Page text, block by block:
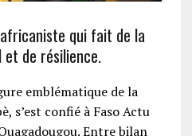
qui fait de la
et de résilience.
emblématique de la
s’est confié à Faso Actu
Entre bilan